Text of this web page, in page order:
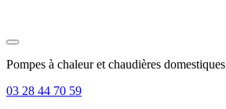
Pompes à chaleur et chaudières domestiques
03 28 44 70 59